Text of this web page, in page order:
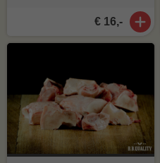
€ 16,-